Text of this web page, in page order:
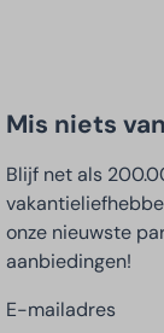
Mis niets
Blijf net als
onze nieuwste
aanbiedingen!
E-mailadres